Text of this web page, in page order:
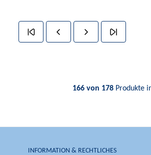
166 von 178 Produkte
INFORMATION & RECHTLICHES